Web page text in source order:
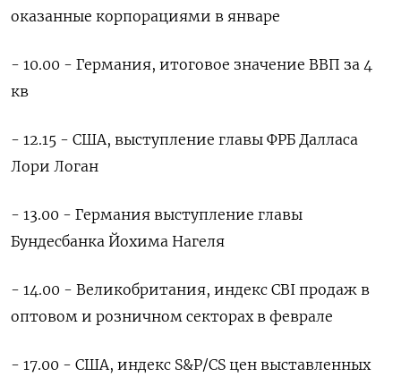
оказанные корпорациями в январе
- 10.00 - Германия, итоговое значение ВВП за 4
кв
- 12.15 - США, выступление главы ФРБ Далласа
Лори Логан
- 13.00 - Германия выступление главы
Бундесбанка Йохима Нагеля
- 14.00 - Великобритания, индекс CBI продаж в
оптовом и розничном секторах в феврале
- 17.00 - США, индекс S&P/CS цен выставленных